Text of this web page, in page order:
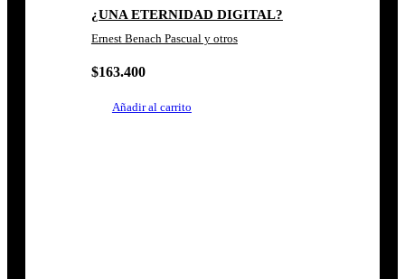
¿UNA ETERNIDAD DIGITAL?
Ernest Benach Pascual y otros
$163.400
Añadir al carrito